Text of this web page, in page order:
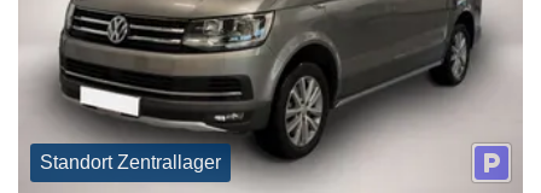
Standort Zentrallager